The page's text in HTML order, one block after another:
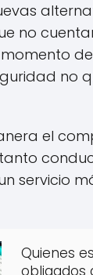
no
no
el
servicio
Quienes
obligados